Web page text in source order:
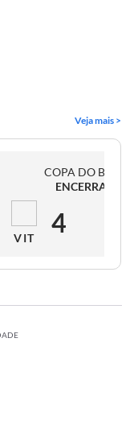
Veja mais >
COPA DO
ENCERRADO
VIT 4